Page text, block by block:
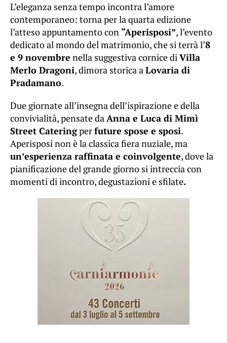
L’eleganza senza tempo incontra l’amore
contemporaneo: torna per la quarta edizione
l’atteso appuntamento con “Aperisposi”, l’evento
dedicato al mondo del matrimonio, che si terrà l’8
e 9 novembre nella suggestiva cornice diVilla
Merlo Dragoni, dimora storica aLovaria di
Pradamano.
Due giornate all’insegna dell’ispirazione e della
convivialità, pensate daAnna e Luca di Mimì
Street Cateringperfuture spose e sposi.
Aperisposi non è la classica fiera nuziale, ma
un’esperienza raffinata e coinvolgente, dove la
pianificazione del grande giorno si intreccia con
momenti di incontro, degustazioni e sfilate.